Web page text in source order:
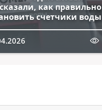
как правильно
счетчики воды